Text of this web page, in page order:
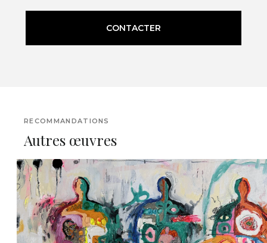
CONTACTER
RECOMMANDATIONS
Autres œuvres